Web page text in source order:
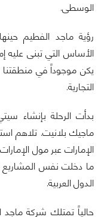
الوسطى.
رؤية ماجد الفطيم
الأساس التي تبنى عليه
يكن موجوداً في منطقتنا
التجارية.
بدأت الرحلة بإنشاء
ماجيك بلانيت. تلاهم
ما دخلت نفس المشاريع
الدول العربية.